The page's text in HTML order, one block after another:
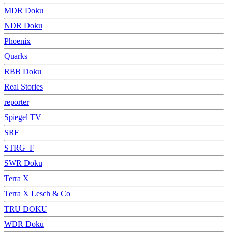
MDR Doku
NDR Doku
Phoenix
Quarks
RBB Doku
Real Stories
reporter
Spiegel TV
SRF
STRG_F
SWR Doku
Terra X
Terra X Lesch & Co
TRU DOKU
WDR Doku